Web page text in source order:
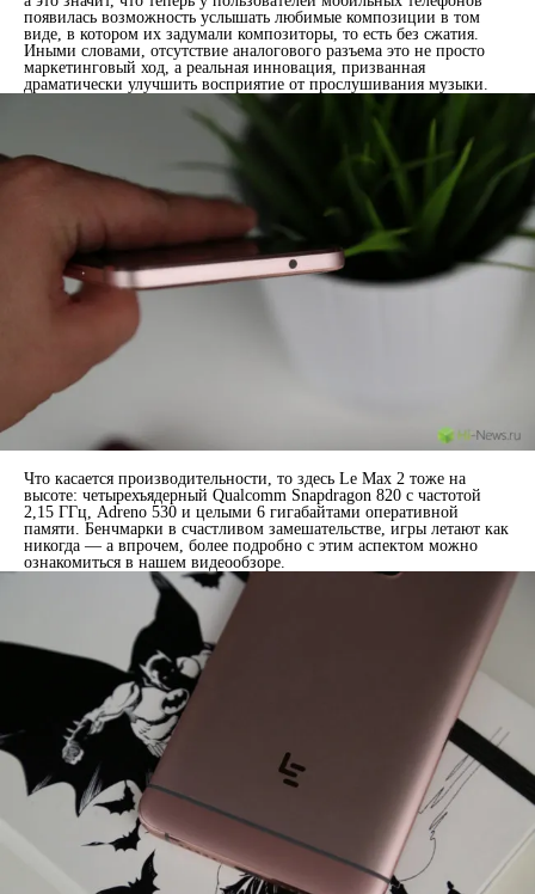
появилась возможность услышать любимые композиции в том
виде, в котором их задумали композиторы, то есть без сжатия.
Иными словами, отсутствие аналогового разъема это не просто
маркетинговый ход, а реальная инновация, призванная
драматически улучшить восприятие от прослушивания музыки.
Что касается производительности, то здесь Le Max 2 тоже на
высоте: четырехъядерный Qualcomm Snapdragon 820 с частотой
2,15 ГГц, Adreno 530 и целыми 6 гигабайтами оперативной
памяти. Бенчмарки в счастливом замешательстве, игры летают как
никогда — а впрочем, более подробно с этим аспектом можно
ознакомиться в нашем видеообзоре.